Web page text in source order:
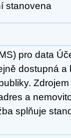
stanovena
pro data
dostupná
a
splňuje